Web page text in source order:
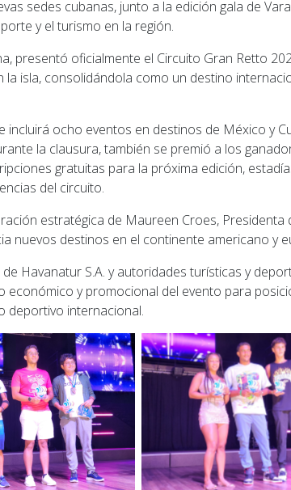
sedes cubanas, junto a la edición gala de
y el turismo en la región.
presentó oficialmente el Circuito Gran Retto
isla, consolidándola como un destino
ocho eventos en destinos de México y
la clausura, también se premió a los
gratuitas para la próxima edición,
del circuito.
estratégica de Maureen Croes, Presidenta
nuevos destinos en el continente americano y
Havanatur S.A. y autoridades turísticas y
económico y promocional del evento para
deportivo internacional.